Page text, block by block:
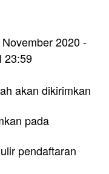
2020 -
23:59
akan dikirimkan
pada
pendaftaran